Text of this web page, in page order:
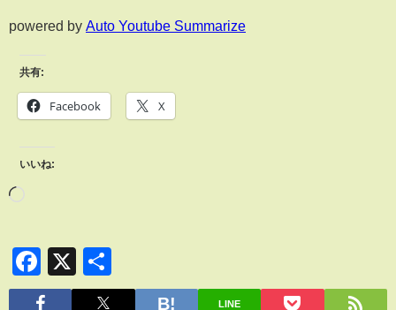
powered by Auto Youtube Summarize
共有:
Facebook X
いいね:
Facebook
X
有
LINE